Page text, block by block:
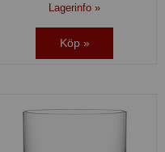
Lagerinfo »
Köp »